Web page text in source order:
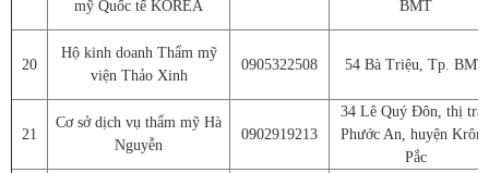
mỹ Quốc tế KOREA
BMT
20
Hộ kinh doanh Thẩm mỹ
viện Thảo Xinh
0905322508 54 Bà Triệu, Tp. BMT
21
Cơ sở dịch vụ thẩm mỹ Hà
Nguyễn
0902919213
34 Lê Quý Đôn, thị
Phước An, huyện
Pắc